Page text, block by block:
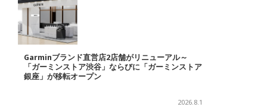
Garminブランド直営店2店舗がリニューアル～
「ガーミンストア渋谷」ならびに「ガーミンストア
銀座」が移転オープン
2026.8.1